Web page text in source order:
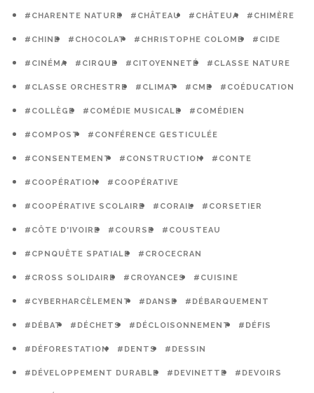
#CHARENTE NATURE #CHÂTEAU #CHÂTEUA #CHIMÈRE
#CHINE #CHOCOLAT #CHRISTOPHE COLOMB #CIDE
#CINÉMA #CIRQUE #CITOYENNETÉ #CLASSE NATURE
#CLASSE ORCHESTRE #CLIMAT #CME #COÉDUCATION
#COLLÈGE #COMÉDIE MUSICALE #COMÉDIEN
#COMPOST #CONFÉRENCE GESTICULÉE
#CONSENTEMENT #CONSTRUCTION #CONTE
#COOPÉRATION #COOPÉRATIVE
#COOPÉRATIVE SCOLAIRE #CORAIL #CORSETIER
#CÔTE D'IVOIRE #COURSE #COUSTEAU
#CPNQUÊTE SPATIALE #CROCECRAN
#CROSS SOLIDAIRE #CROYANCES #CUISINE
#CYBERHARCÈLEMENT #DANSE #DÉBARQUEMENT
#DÉBAT #DÉCHETS #DÉCLOISONNEMENT #DÉFIS
#DÉFORESTATION #DENTS #DESSIN
#DÉVELOPPEMENT DURABLE #DEVINETTE #DEVOIRS